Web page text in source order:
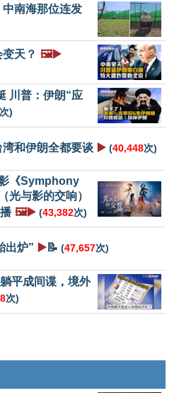
中南海那位连发
天？ 🖼️▶️
川普：伊朗“应
次)
和伊朗全都要谈 ▶️ (40,448次)
《Symphony
与影的交响）
🖼️▶️ (43,382次)
出炉” ▶️📝 (47,657次)
平成间谍，境外
次)